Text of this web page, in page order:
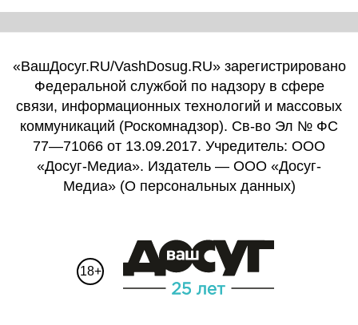
«ВашДосуг.RU/VashDosug.RU» зарегистрировано
Федеральной службой по надзору в сфере
связи, информационных технологий и массовых
коммуникаций (Роскомнадзор). Св-во Эл № ФС
77—71066 от 13.09.2017. Учредитель: ООО
«Досуг-Медиа». Издатель — ООО «Досуг-
Медиа» (О персональных данных)
18+